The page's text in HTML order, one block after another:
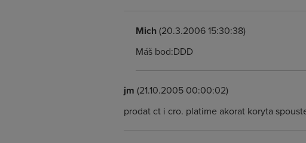
Mich(20.3.2006 15:30:38)
Máš bod:DDD
jm (21.10.2005 00:00:02)
prodat ct i cro. platime akorat koryta